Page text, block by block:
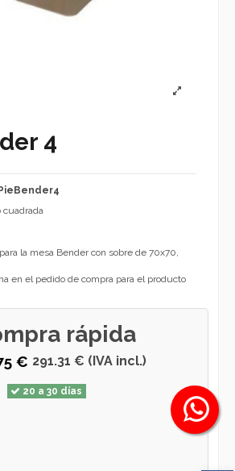
4
cuadrada
la mesa Bender con sobre de 70x70,
en el pedido de compra para el producto
rápida
€ 291.31 € (IVA incl.)
20 a 30 días